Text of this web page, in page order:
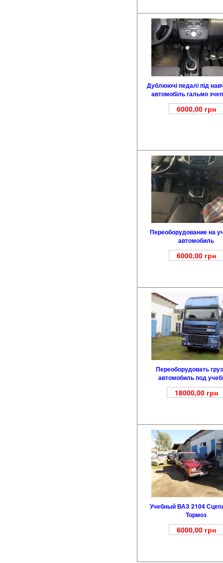
Дублюючі педалі під
автомобіль гальмо
6000,00 грн
Переоборудование на
автомобиль
6000,00 грн
Переоборудовать
автомобиль под
18000,00 грн
Учебный ВАЗ 2104
Тормоз
6000,00 грн